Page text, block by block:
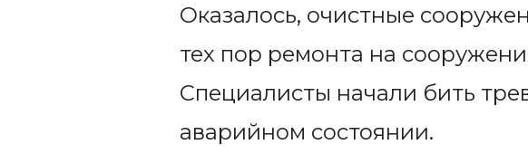
Оказалось, очистные
тех пор ремонта на
Специалисты начали бить
аварийном состоянии.